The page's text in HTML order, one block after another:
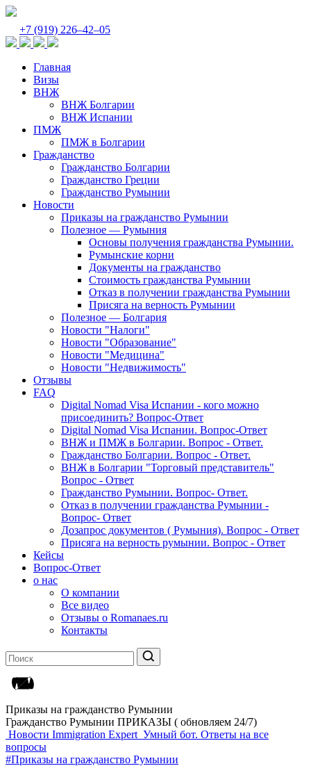
+7 (919) 226‒42‒05
Главная
Визы
ВНЖ
ВНЖ Болгарии
ВНЖ Испании
ПМЖ
ПМЖ в Болгарии
Гражданство
Гражданство Болгарии
Гражданство Греции
Гражданство Румынии
Новости
Приказы на гражданство Румынии
Полезное — Румыния
Основы получения гражданства Румынии.
Румынские корни
Документы на гражданство
Стоимость гражданства Румынии
Отказ в получении гражданства Румынии
Присяга на верность Румынии
Полезное — Болгария
Новости "Налоги"
Новости "Образование"
Новости "Медицина"
Новости "Недвижимость"
Отзывы
FAQ
Digital Nomad Visa Испании - кого можно
присоединить? Вопрос-Ответ
Digital Nomad Visa Испании. Вопрос-Ответ
ВНЖ и ПМЖ в Болгарии. Вопрос - Ответ.
Гражданство Болгарии. Вопрос - Ответ.
ВНЖ в Болгарии "Торговый представитель"
Вопрос - Ответ
Гражданство Румынии. Вопрос- Ответ.
Отказ в получении гражданства Румынии -
Вопрос- Ответ
Дозапрос документов ( Румыния). Вопрос - Ответ
Присяга на верность румынии. Вопрос - Ответ
Кейсы
Вопрос-Ответ
о нас
О компании
Все видео
Отзывы о Romanaes.ru
Контакты
Приказы на гражданство Румынии
Гражданство Румынии ПРИКАЗЫ ( обновляем 24/7)
Новости Immigration Expert Умный бот. Ответы на все
вопросы
#Приказы на гражданство Румынии